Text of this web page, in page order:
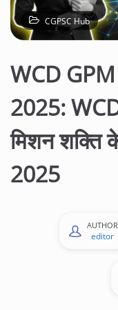
CGPSC Hub
WCD
2025: WCD
मिशन शक्ति
2025
AUTHOR
editor